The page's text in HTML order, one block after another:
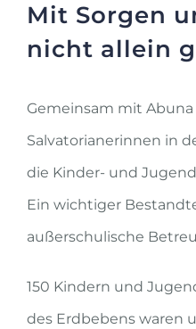
Mit Sorgen
nicht allein
Gemeinsam mit Abuna
Salvatorianerinnen in
die Kinder- und
Ein wichtiger
außerschulische
150 Kindern und
des Erdbebens waren